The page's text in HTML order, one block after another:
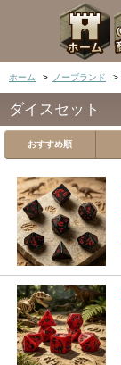
ホーム > ノーブランド >
ダイスセット
おすすめ順